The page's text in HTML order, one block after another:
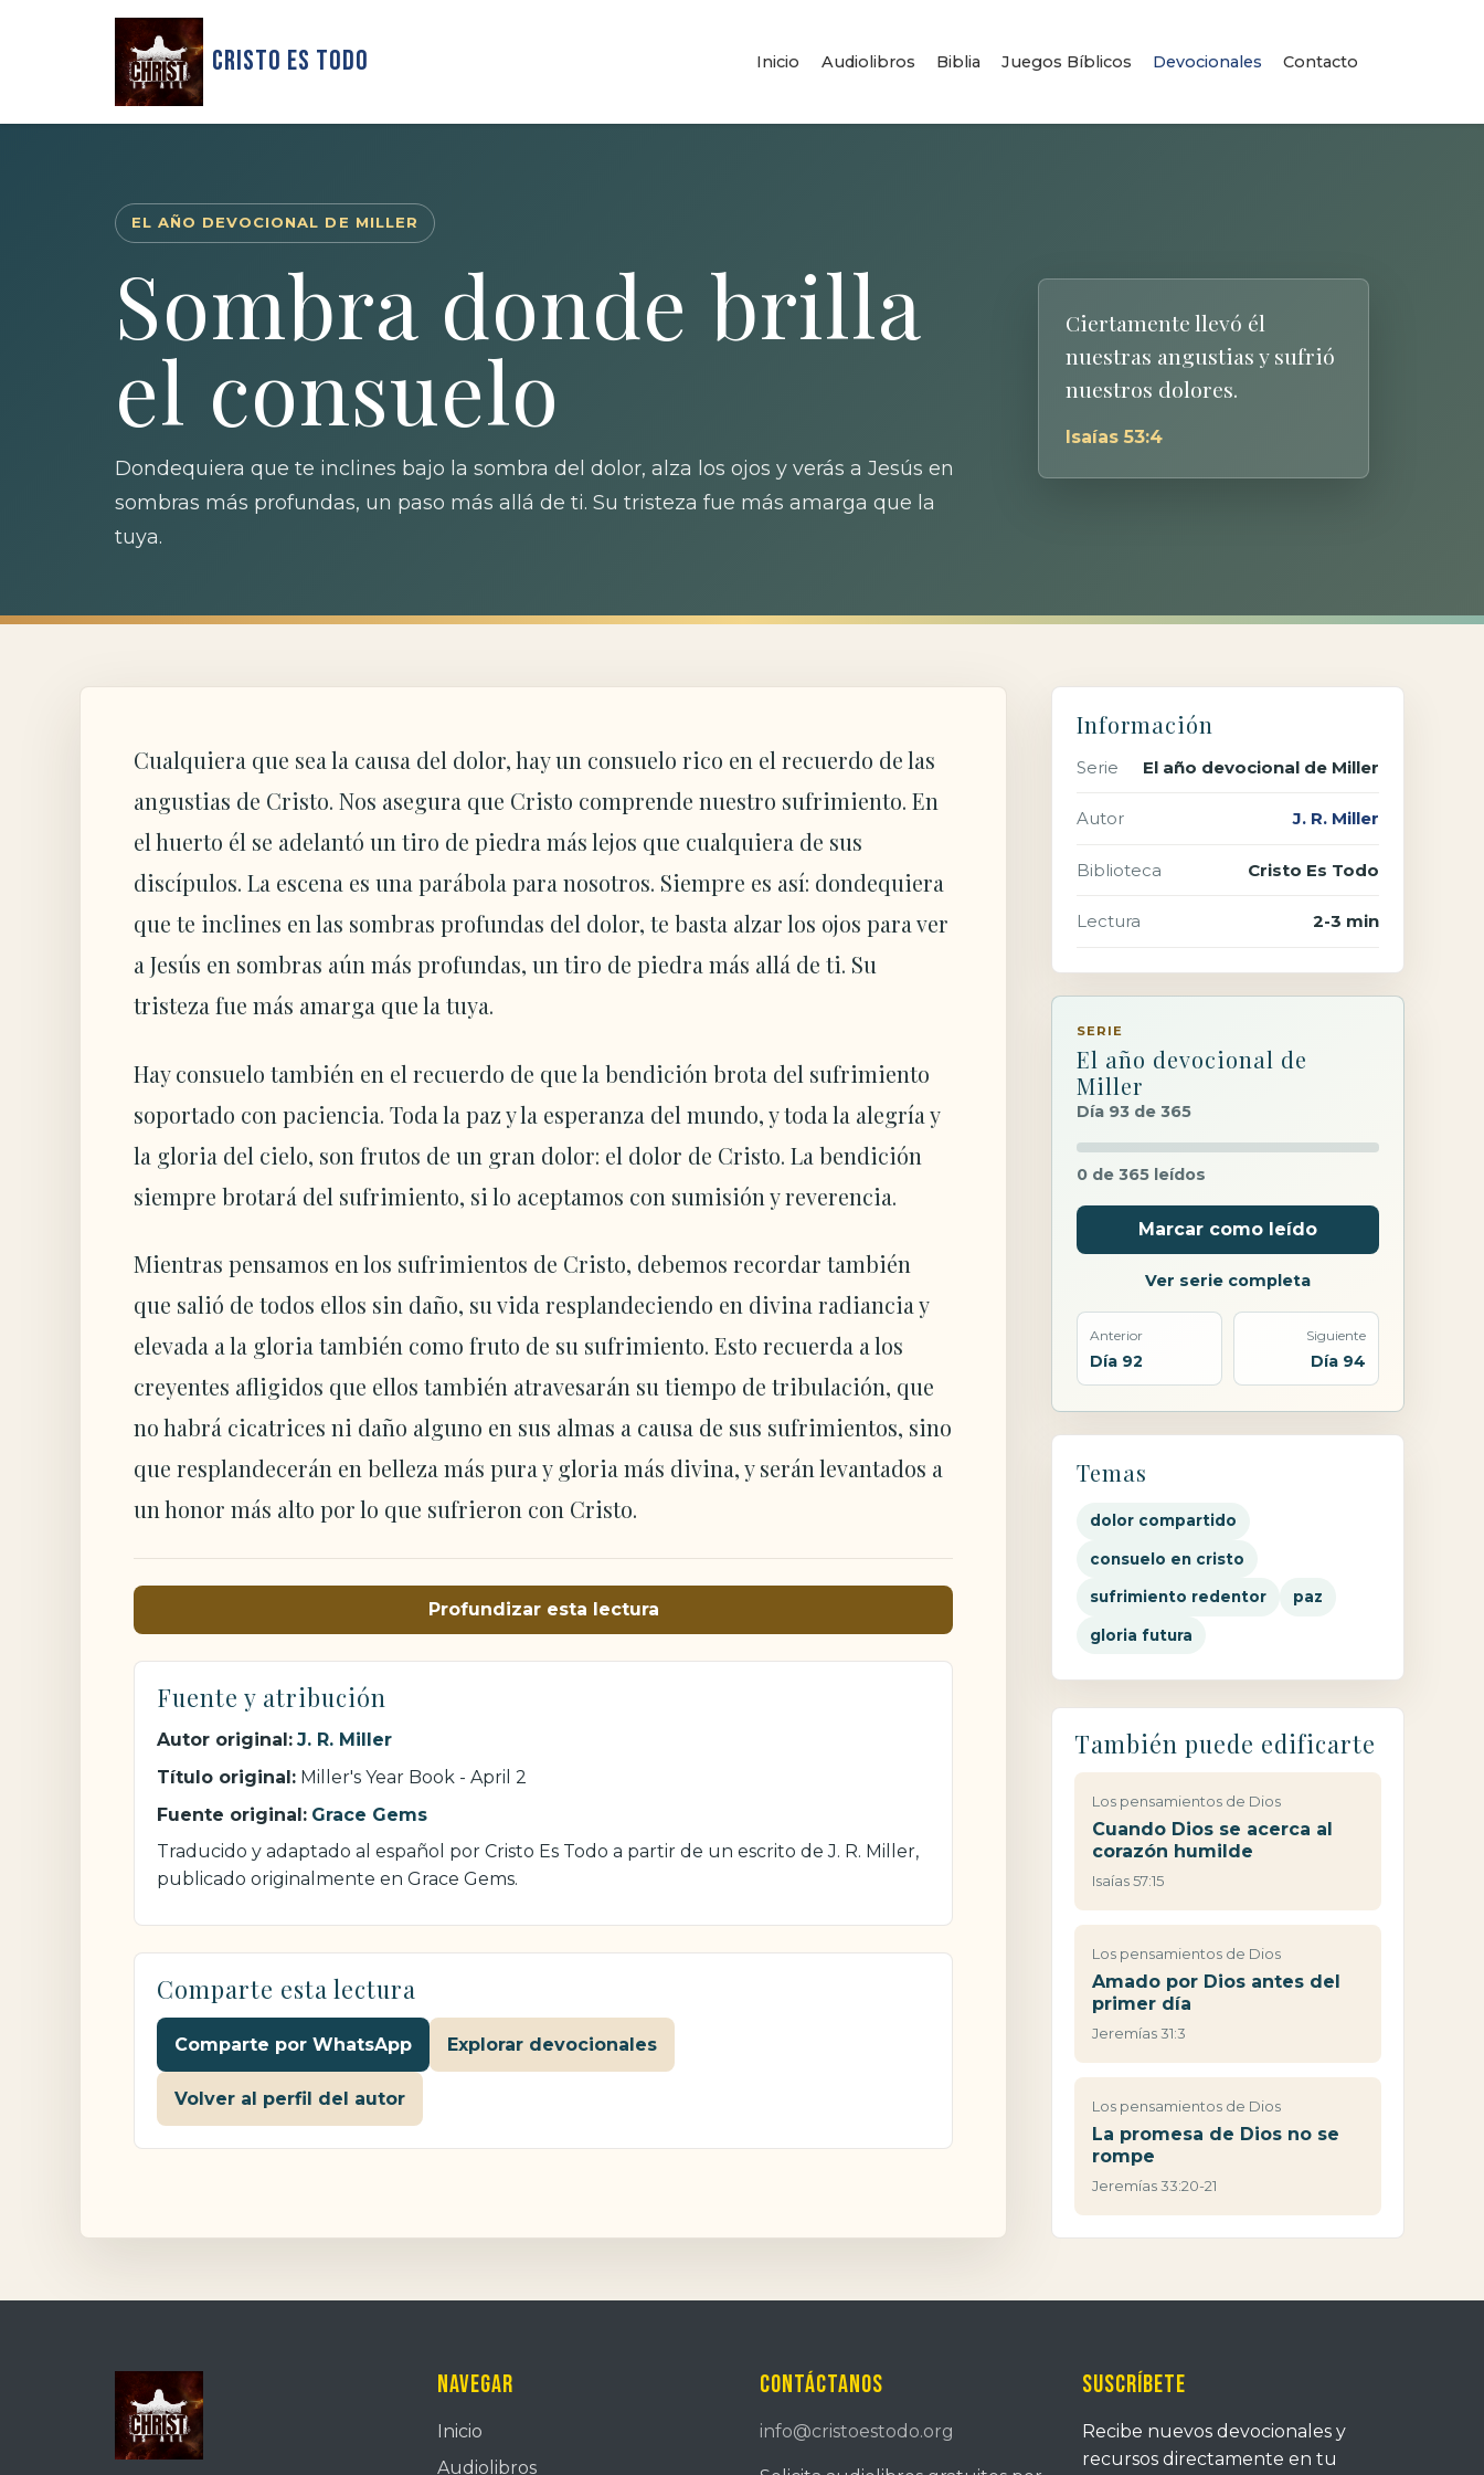
Cristo Es Todo Inicio Audiolibros Biblia Juegos Bíblicos Devocionales Contacto
EL AÑO DEVOCIONAL DE MILLER
Sombra donde brilla
el consuelo
Dondequiera que te inclines bajo la sombra del dolor, alza los ojos y verás a Jesús en
sombras más profundas, un paso más allá de ti. Su tristeza fue más amarga que la
tuya.
Ciertamente llevó él
nuestras angustias y sufrió
nuestros dolores.
Isaías 53:4
Cualquiera que sea la causa del dolor, hay un consuelo rico en el recuerdo de las
angustias de Cristo. Nos asegura que Cristo comprende nuestro sufrimiento. En
el huerto él se adelantó un tiro de piedra más lejos que cualquiera de sus
discípulos. La escena es una parábola para nosotros. Siempre es así: dondequiera
que te inclines en las sombras profundas del dolor, te basta alzar los ojos para ver
a Jesús en sombras aún más profundas, un tiro de piedra más allá de ti. Su
tristeza fue más amarga que la tuya.
Hay consuelo también en el recuerdo de que la bendición brota del sufrimiento
soportado con paciencia. Toda la paz y la esperanza del mundo, y toda la alegría y
la gloria del cielo, son frutos de un gran dolor: el dolor de Cristo. La bendición
siempre brotará del sufrimiento, si lo aceptamos con sumisión y reverencia.
Mientras pensamos en los sufrimientos de Cristo, debemos recordar también
que salió de todos ellos sin daño, su vida resplandeciendo en divina radiancia y
elevada a la gloria también como fruto de su sufrimiento. Esto recuerda a los
creyentes afligidos que ellos también atravesarán su tiempo de tribulación, que
no habrá cicatrices ni daño alguno en sus almas a causa de sus sufrimientos, sino
que resplandecerán en belleza más pura y gloria más divina, y serán levantados a
un honor más alto por lo que sufrieron con Cristo.
Profundizar esta lectura
Fuente y atribución
Autor original: J. R. Miller
Título original: Miller's Year Book - April 2
Fuente original: Grace Gems
Traducido y adaptado al español por Cristo Es Todo a partir de un escrito de J. R. Miller,
publicado originalmente en Grace Gems.
Comparte esta lectura
Comparte por WhatsApp Explorar devocionales
Volver al perfil del autor
Información
Serie El año devocional de Miller
Autor J. R. Miller
Biblioteca Cristo Es Todo
Lectura 2-3 min
SERIE
El año devocional de
Miller
Día 93 de 365
0 de 365 leídos
Marcar como leído
Ver serie completa
Anterior
Día 92
Siguiente
Día 94
Temas
dolor compartido
consuelo en cristo
sufrimiento redentor paz
gloria futura
También puede edificarte
Los pensamientos de Dios
Cuando Dios se acerca al
corazón humilde
Isaías 57:15
Los pensamientos de Dios
Amado por Dios antes del
primer día
Jeremías 31:3
Los pensamientos de Dios
La promesa de Dios no se
rompe
Jeremías 33:20-21
Navegar
Inicio
Audiolibros
Contáctanos
info@cristoestodo.org
Suscríbete
Recibe nuevos devocionales y
recursos directamente en tu